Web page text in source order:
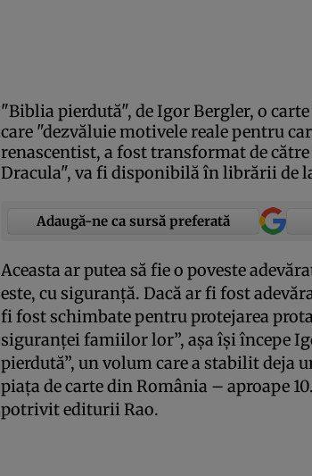
"Biblia pierdută", de Igor Bergler, o
care "dezvăluie motivele reale pentru
renascentist, a fost transformat de
Dracula", va fi disponibilă în librării de
Adaugă-ne ca sursă preferată
Aceasta ar putea să fie o poveste
este, cu siguranţă. Dacă ar fi fost
fi fost schimbate pentru protejarea
siguranţei famiilor lor”, aşa îşi începe
pierdută”, un volum care a stabilit deja
piaţa de carte din România – aproape
potrivit editurii Rao.